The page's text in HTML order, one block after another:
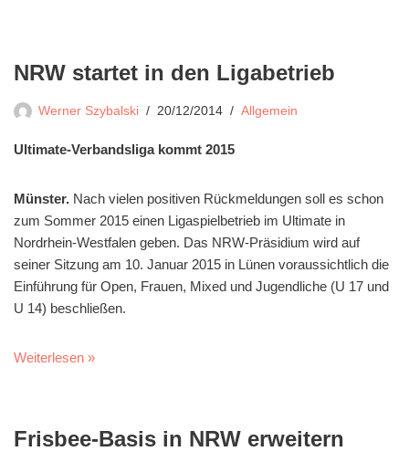
NRW startet in den Ligabetrieb
Werner Szybalski 20/12/2014 Allgemein
Ultimate-Verbandsliga kommt 2015
Münster. Nach vielen positiven Rückmeldungen soll es schon
zum Sommer 2015 einen Ligaspielbetrieb im Ultimate in
Nordrhein-Westfalen geben. Das NRW-Präsidium wird auf
seiner Sitzung am 10. Januar 2015 in Lünen voraussichtlich die
Einführung für Open, Frauen, Mixed und Jugendliche (U 17 und
U 14) beschließen.
Weiterlesen »
Frisbee-Basis in NRW erweitern